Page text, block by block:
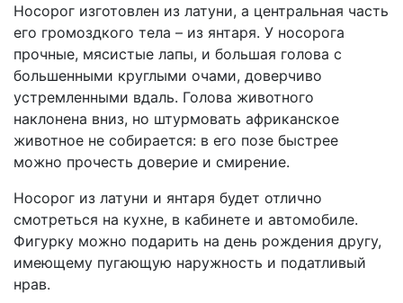
Носорог изготовлен из латуни, а центральная часть
его громоздкого тела – из янтаря. У носорога
прочные, мясистые лапы, и большая голова с
большенными круглыми очами, доверчиво
устремленными вдаль. Голова животного
наклонена вниз, но штурмовать африканское
животное не собирается: в его позе быстрее
можно прочесть доверие и смирение.
Носорог из латуни и янтаря будет отлично
смотреться на кухне, в кабинете и автомобиле.
Фигурку можно подарить на день рождения другу,
имеющему пугающую наружность и податливый
нрав.